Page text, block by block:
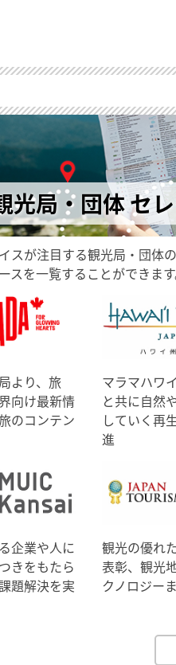
光局・団体 セ
スが注目する観光局・団体
スを一覧することができます
より、旅
向け最新情
のコンテン
マラマハワ
と共に自然
していく再
進
企業や人に
きをもたら
題解決を実
観光の優れ
表彰、観光
クノロジー